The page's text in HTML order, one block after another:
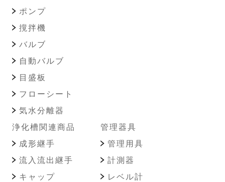
ポンプ
撹拌機
バルブ
自動バルブ
目盛板
フローシート
気水分離器
浄化槽関連商品
成形継手
流入流出継手
キャップ
管理器具
管理用具
計測器
レベル計